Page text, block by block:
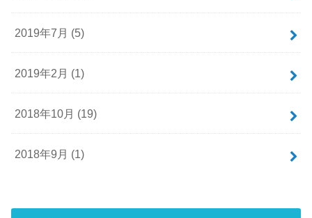
2019年7月 (5)
2019年2月 (1)
2018年10月 (19)
2018年9月 (1)